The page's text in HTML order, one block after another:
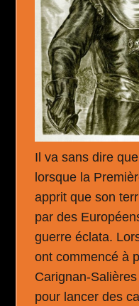
Il va sans dire
lorsque la
apprit que son
par des
guerre éclata.
ont commencé à
Carignan-
pour lancer des